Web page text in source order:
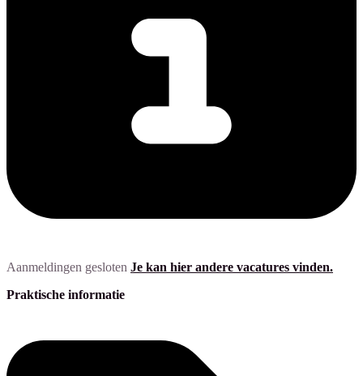
Aanmeldingen gesloten Je kan hier andere vacatures vinden.
Praktische informatie